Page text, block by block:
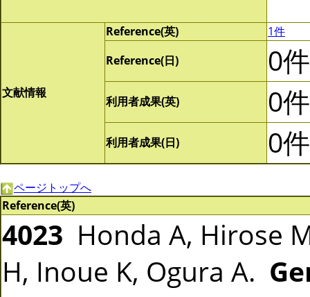
文献情報
Reference(英)
1件
Reference(日)
0件
利用者成果(英) 0件
利用者成果(日) 0件
ページトップへ
Reference(英)
4023 Honda A, Hirose
H, Inoue K, Ogura A.